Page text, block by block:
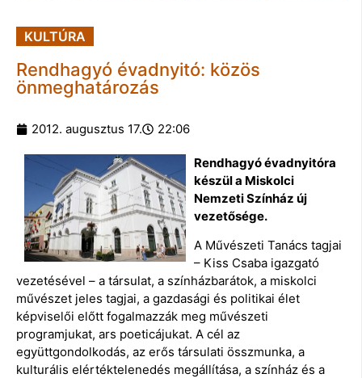
KULTÚRA
Rendhagyó évadnyitó: közös
önmeghatározás
2012. augusztus 17. 22:06
Rendhagyó évadnyitóra
készül a Miskolci
Nemzeti Színház új
vezetősége.
A Művészeti Tanács tagjai
– Kiss Csaba igazgató
vezetésével – a társulat, a színházbarátok, a miskolci
művészet jeles tagjai, a gazdasági és politikai élet
képviselői előtt fogalmazzák meg művészeti
programjukat, ars poeticájukat. A cél az
együttgondolkodás, az erős társulati összmunka, a
kulturális elértéktelenedés megállítása, a színház és a